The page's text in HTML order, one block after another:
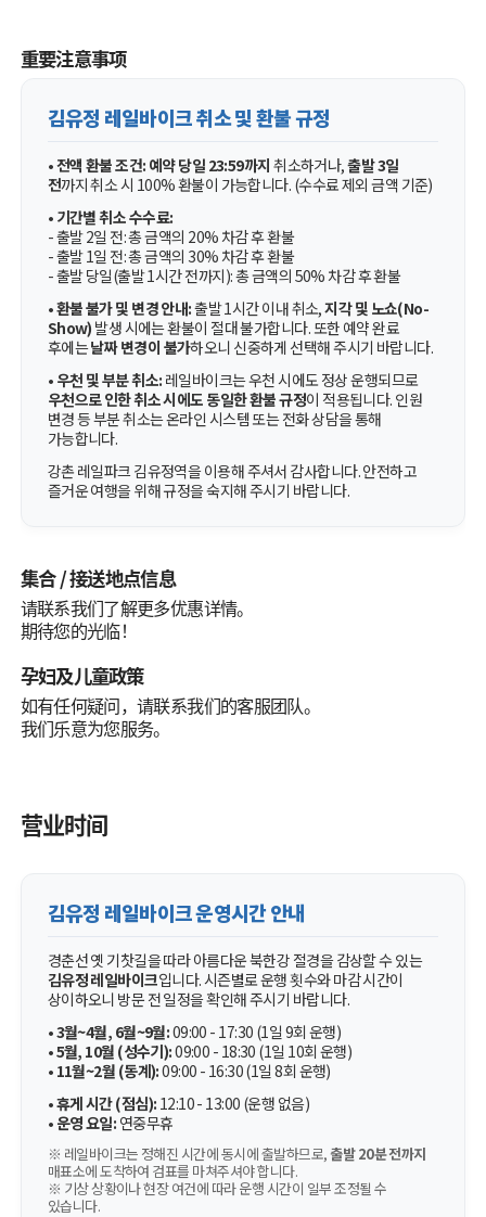
重要注意事项
김유정 레일바이크 취소 및 환불 규정
•전액 환불 조건: 예약 당일 23:59까지 취소하거나,출발 3일
전까지 취소 시 100% 환불이 가능합니다. (수수료 제외 금액 기준)
• 기간별 취소 수수료:
- 출발 2일 전: 총 금액의 20% 차감 후 환불
- 출발 1일 전: 총 금액의 30% 차감 후 환불
- 출발 당일(출발 1시간 전까지): 총 금액의 50% 차감 후 환불
•환불 불가 및 변경 안내:출발 1시간 이내 취소,지각 및 노쇼(No-
Show) 발생 시에는 환불이 절대 불가합니다. 또한 예약 완료
후에는날짜 변경이 불가하오니 신중하게 선택해 주시기 바랍니다.
• 우천 및 부분 취소: 레일바이크는 우천 시에도 정상 운행되므로
우천으로 인한 취소 시에도 동일한 환불 규정이 적용됩니다. 인원
변경 등 부분 취소는 온라인 시스템 또는 전화 상담을 통해
가능합니다.
강촌 레일파크 김유정역을 이용해 주셔서 감사합니다. 안전하고
즐거운 여행을 위해 규정을 숙지해 주시기 바랍니다.
集合 / 接送地点信息
请联系我们了解更多优惠详情。
期待您的光临！
孕妇及儿童政策
如有任何疑问，请联系我们的客服团队。
我们乐意为您服务。
营业时间
김유정 레일바이크 운영시간 안내
경춘선 옛 기찻길을 따라 아름다운 북한강 절경을 감상할 수 있는
김유정 레일바이크입니다. 시즌별로 운행 횟수와 마감 시간이
상이하오니 방문 전 일정을 확인해 주시기 바랍니다.
•3월~4월, 6월~9월:09:00 - 17:30 (1일 9회 운행)
•5월, 10월 (성수기):09:00 - 18:30 (1일 10회 운행)
• 11월~2월 (동계):09:00 - 16:30 (1일 8회 운행)
•휴게 시간 (점심): 12:10 - 13:00 (운행 없음)
• 운영 요일: 연중무휴
※ 레일바이크는 정해진 시간에 동시에 출발하므로,출발 20분 전까지
매표소에 도착하여 검표를 마쳐주셔야 합니다.
※ 기상 상황이나 현장 여건에 따라 운행 시간이 일부 조정될 수
있습니다.